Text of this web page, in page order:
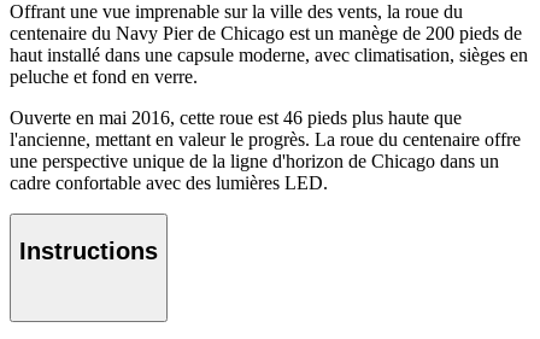
Offrant une vue imprenable sur la ville des vents, la roue du
centenaire du Navy Pier de Chicago est un manège de 200 pieds de
haut installé dans une capsule moderne, avec climatisation, sièges en
peluche et fond en verre.
Ouverte en mai 2016, cette roue est 46 pieds plus haute que
l'ancienne, mettant en valeur le progrès. La roue du centenaire offre
une perspective unique de la ligne d'horizon de Chicago dans un
cadre confortable avec des lumières LED.
Instructions